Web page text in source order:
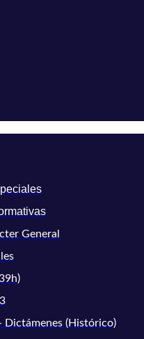
General
Dictámenes (Histórico)